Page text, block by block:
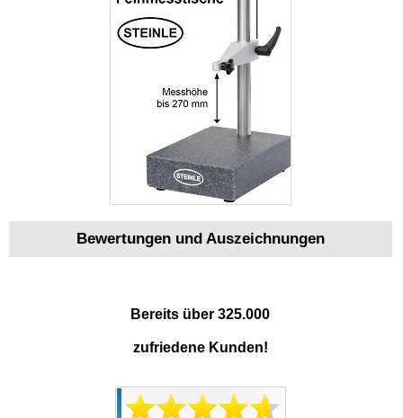
Bewertungen und Auszeichnungen
Bereits über 325.000
zufriedene Kunden!